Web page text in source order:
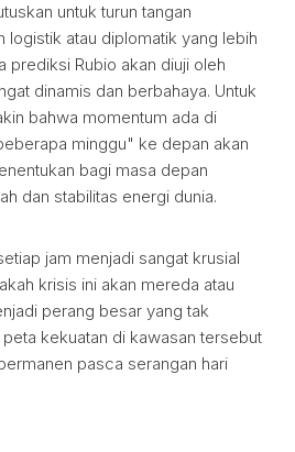
untuk turun tangan
logistik atau diplomatik yang lebih
prediksi Rubio akan diuji oleh
dinamis dan berbahaya. Untuk
bahwa momentum ada di
minggu" ke depan akan
bagi masa depan
dan stabilitas energi dunia.
jam menjadi sangat krusial
krisis ini akan mereda atau
perang besar yang tak
kekuatan di kawasan tersebut
pasca serangan hari